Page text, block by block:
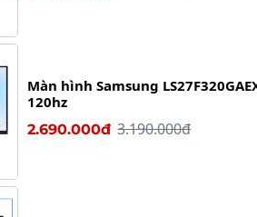
Màn hình Samsung
120hz
2.690.000đ 3.190.000đ